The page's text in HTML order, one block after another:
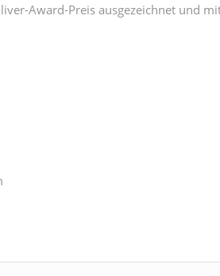
Award-Preis ausgezeichnet und